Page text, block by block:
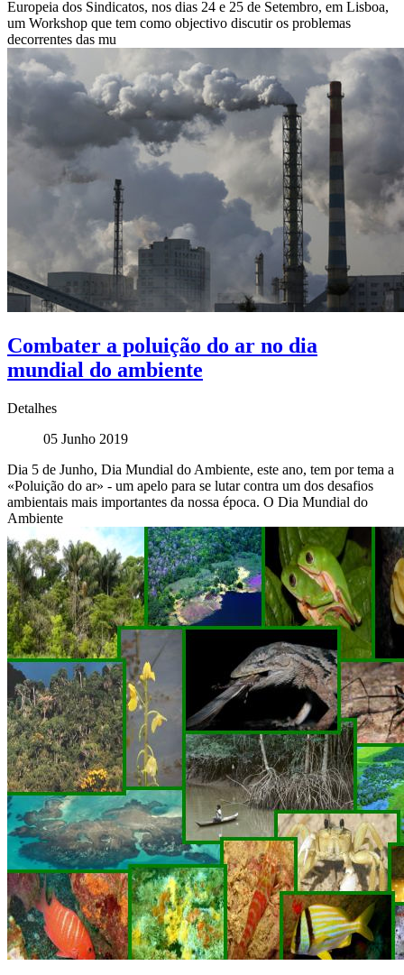
Europeia dos Sindicatos, nos dias 24 e 25 de Setembro, em Lisboa,
um Workshop que tem como objectivo discutir os problemas
decorrentes das mu
Combater a poluição do ar no dia
mundial do ambiente
Detalhes
05 Junho 2019
Dia 5 de Junho, Dia Mundial do Ambiente, este ano, tem por tema a
«Poluição do ar» - um apelo para se lutar contra um dos desafios
ambientais mais importantes da nossa época. O Dia Mundial do
Ambiente